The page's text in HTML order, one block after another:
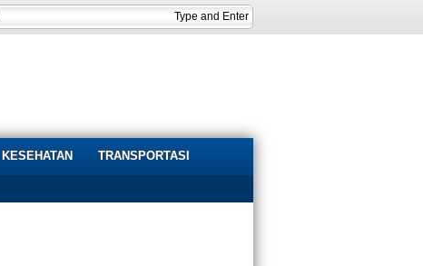
KESEHATAN TRANSPORTASI